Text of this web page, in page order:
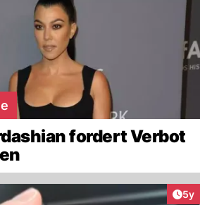
fordert Verbot
5y